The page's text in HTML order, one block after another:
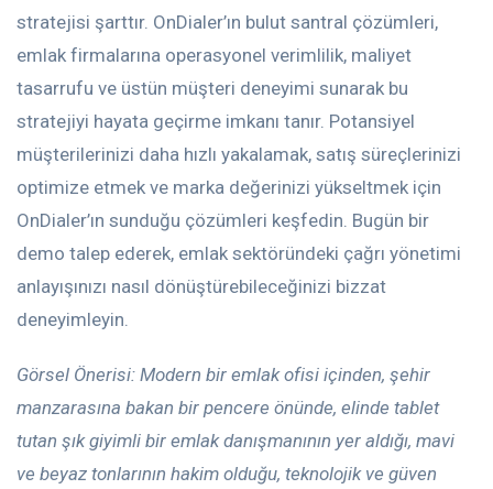
stratejisi şarttır. OnDialer’ın bulut santral çözümleri,
emlak firmalarına operasyonel verimlilik, maliyet
tasarrufu ve üstün müşteri deneyimi sunarak bu
stratejiyi hayata geçirme imkanı tanır. Potansiyel
müşterilerinizi daha hızlı yakalamak, satış süreçlerinizi
optimize etmek ve marka değerinizi yükseltmek için
OnDialer’ın sunduğu çözümleri keşfedin. Bugün bir
demo talep ederek, emlak sektöründeki çağrı yönetimi
anlayışınızı nasıl dönüştürebileceğinizi bizzat
deneyimleyin.
Görsel Önerisi: Modern bir emlak ofisi içinden, şehir
manzarasına bakan bir pencere önünde, elinde tablet
tutan şık giyimli bir emlak danışmanının yer aldığı, mavi
ve beyaz tonlarının hakim olduğu, teknolojik ve güven